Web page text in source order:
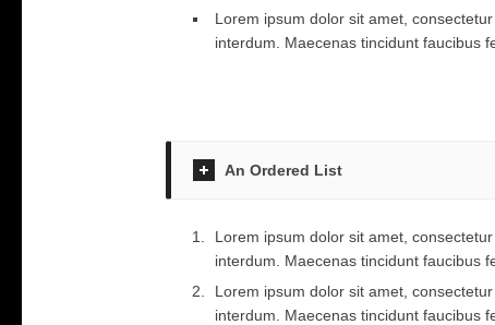
Lorem ipsum dolor sit amet,
interdum. Maecenas tincidunt faucibus
An Ordered List
Lorem ipsum dolor sit amet,
interdum. Maecenas tincidunt faucibus
Lorem ipsum dolor sit amet,
interdum. Maecenas tincidunt faucibus